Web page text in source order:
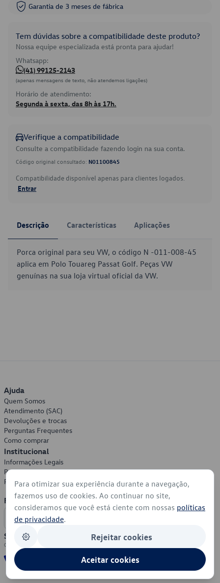
Garantia de 3 meses de fábrica
Tem dúvidas sobre a compatibilidade deste produto?
Nossa equipe especializada está pronta para ajudar!
Whatsapp:
(41) 99125-2143
(apenas mensagens de texto, não atendemos ligações)
Horário de atendimento:
Segunda à sexta, das 8h às 17h.
Verifique a compatibilidade
Consulte a compatibilidade fazendo login na sua conta.
Código original consultado: N01100845
Compatibilidade disponível apenas para clientes logados.
Entrar
Descrição Características Aplicações
Porca original para seu VW, o código N -011-008-45
aplica em Polo Touareg Passat Golf. Peças VW
genuínas na sua loja virtual oficial da VW.
Ajuda
Quem Somos
Atendimento (SAC)
Devoluções e trocas
Perguntas Frequentes
Como comprar
Institucional
Informações Legais
Política de Privacidade
Política de Cookies
Formas de Pagamento
Segurança
Para otimizar sua experiência durante a navegação,
fazemos uso de cookies. Ao continuar no site,
consideramos que você está ciente com nossas políticas
de privacidade.
Rejeitar cookies
Aceitar cookies